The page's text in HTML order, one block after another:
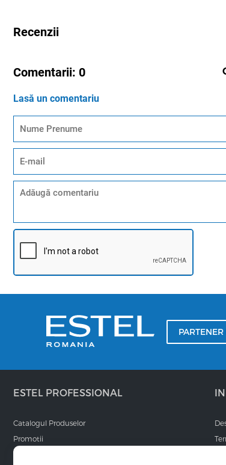
Recenzii
Comentarii: 0
Lasă un comentariu
PARTENER
ESTEL PROFESSIONAL
Catalogul Produselor
Promotii